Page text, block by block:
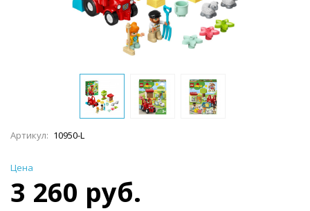
Артикул: 10950-L
Цена
3 260 руб.